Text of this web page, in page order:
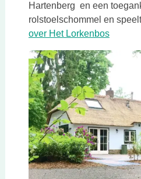
Hartenberg en een
rolstoelschommel en
over Het LorkenbosDeze